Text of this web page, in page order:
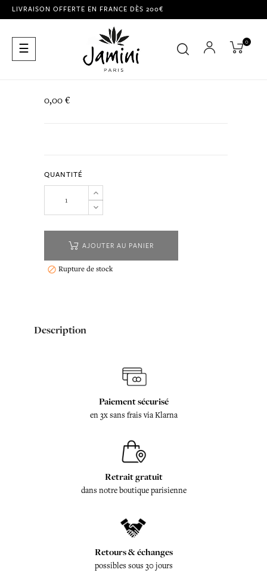
LIVRAISON OFFERTE EN FRANCE DÈS 200€
Basculer
la
☰ 0
0,00 €
QUANTITÉ
AJOUTER AU PANIER
 Rupture de stock
Description
Paiement sécurisé
en 3x sans frais via Klarna
Retrait gratuit
dans notre boutique parisienne
Retours & échanges
possibles sous 30 jours